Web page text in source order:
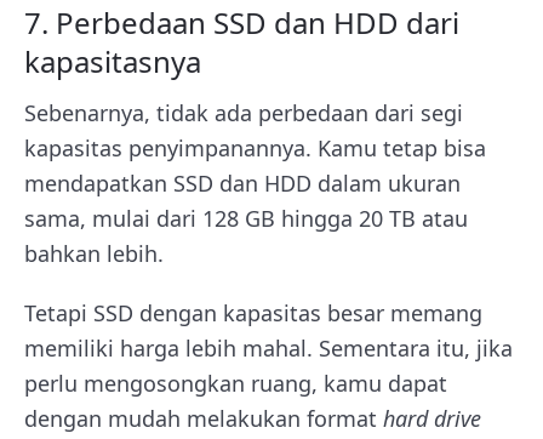
7. Perbedaan SSD dan HDD dari
kapasitasnya
Sebenarnya, tidak ada perbedaan dari segi
kapasitas penyimpanannya. Kamu tetap bisa
mendapatkan SSD dan HDD dalam ukuran
sama, mulai dari 128 GB hingga 20 TB atau
bahkan lebih.
Tetapi SSD dengan kapasitas besar memang
memiliki harga lebih mahal. Sementara itu, jika
perlu mengosongkan ruang, kamu dapat
dengan mudah melakukan format hard drive